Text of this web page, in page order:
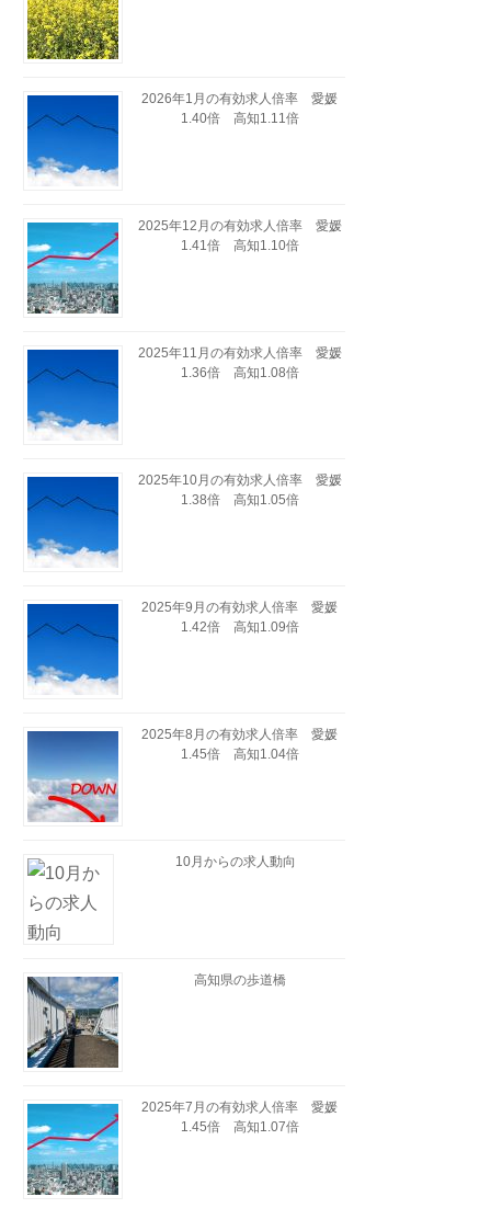
2026年1月の有効求人倍率 愛媛
1.40倍 高知1.11倍
2025年12月の有効求人倍率 愛媛
1.41倍 高知1.10倍
2025年11月の有効求人倍率 愛媛
1.36倍 高知1.08倍
2025年10月の有効求人倍率 愛媛
1.38倍 高知1.05倍
2025年9月の有効求人倍率 愛媛
1.42倍 高知1.09倍
2025年8月の有効求人倍率 愛媛
1.45倍 高知1.04倍
10月からの求人動向
高知県の歩道橋
2025年7月の有効求人倍率 愛媛
1.45倍 高知1.07倍